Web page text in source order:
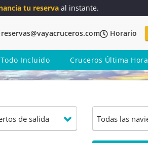
tu reservaal instante.
reservas@vayacruceros.com Horario
Incluido Cruceros Última Hora